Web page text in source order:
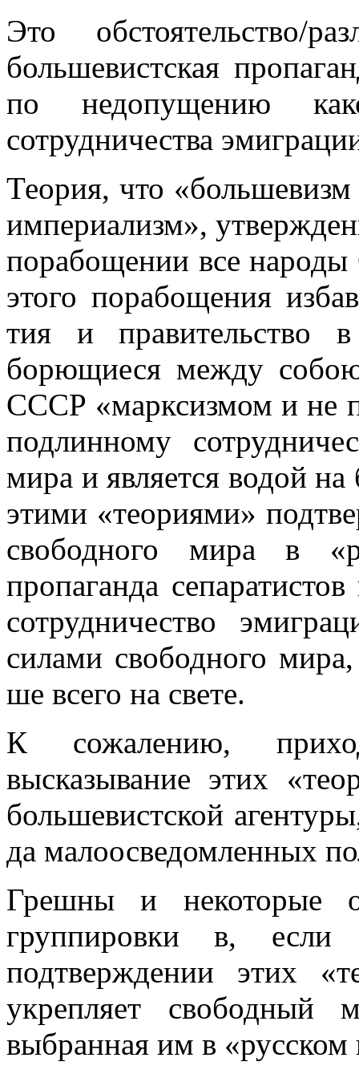
Это обстоятельство/
большевистская
по недопущению
сотрудничества
Теория, что
империализм»,
порабощении все народы
этого порабощения
тия и
борющиеся между
СССР «марксизмом и не
подлинному
мира и является во­дой
этими «теориями»
свободного мира в
пропаганда
сотрудничество
силами свободного
ше всего на свете.
К сожалению,
высказывание этих
большевистской
да малоосведомленных
Грешны и некоторые
группировки в,
подтверждении этих
укрепляет свободный
выбранная им в «русском